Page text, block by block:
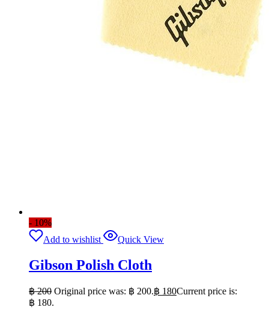
- 10%
Add to wishlist
Quick View
Gibson Polish Cloth
฿200 Original price was: ฿ 200.฿ 180Current price is:
฿ 180.